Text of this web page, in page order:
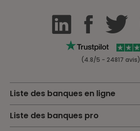
(4.8/5 - 24817 avis)
Liste des banques en ligne
Liste des banques pro